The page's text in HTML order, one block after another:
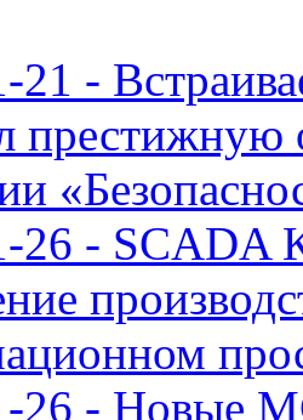
21 -
престижную
26 -
26 - Новые